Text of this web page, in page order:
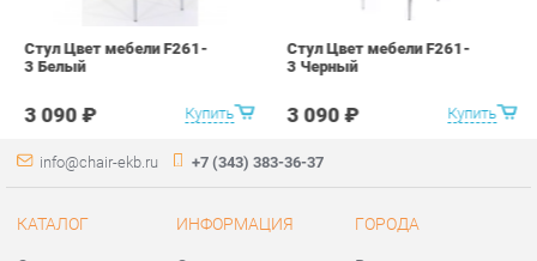
Стулья
Столы
Аксессуары
Контакты
Доставка и Оплата
Весь мир
Екатеринбург